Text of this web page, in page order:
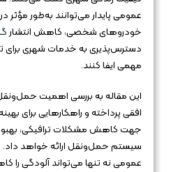
عمومی پایدار می‌توانند به‌طور
خودروهای شخصی، کاهش انتشار
دسترس‌پذیری به خدمات شهری
مهمی ایفا کنند.
این مقاله به بررسی اهمیت
افقی پرداخته و راهکارهایی برای
جهت کاهش مشکلات ترافیکی،
سیستم حمل‌ونقل ارائه خواهد
عمومی نه تنها می‌تواند آلودگی را